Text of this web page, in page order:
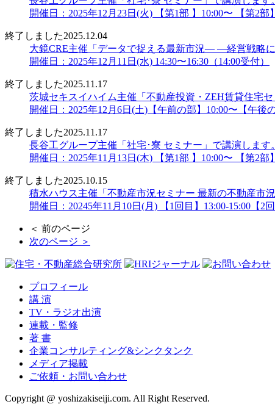
開催日：2025年12月23日(火) 【第1部 】10:00〜 【第2部
終了しました2025.12.04
大鏡CRE主催「データで捉える最新市況― ―経営戦略に
開催日：2025年12月11日(水) 14:30〜16:30（14:00受付）
終了しました2025.11.17
茨城セキスイハイム主催「不動産投資・ZEH賃貸住宅セ
開催日：2025年12月6日(土)【午前の部】10:00〜【午後
終了しました2025.11.17
長谷工グループ主催「社宅･寮 セミナー」で講演します。
開催日：2025年11月13日(木) 【第1部 】10:00〜 【第2部
終了しました2025.10.15
積水ハウス主催「不動産市況セミナー 最新の不動産市
開催日：20245年11月10日(月) 【1回目】13:00-15:00【2
＜ 前のページ
次のページ ＞
プロフィール
講 演
TV・ラジオ出演
連載・監修
著 書
企業コンサルティング&シンクタンク
メディア掲載
ご依頼・お問い合わせ
Copyright @ yoshizakiseiji.com. All Right Reserved.